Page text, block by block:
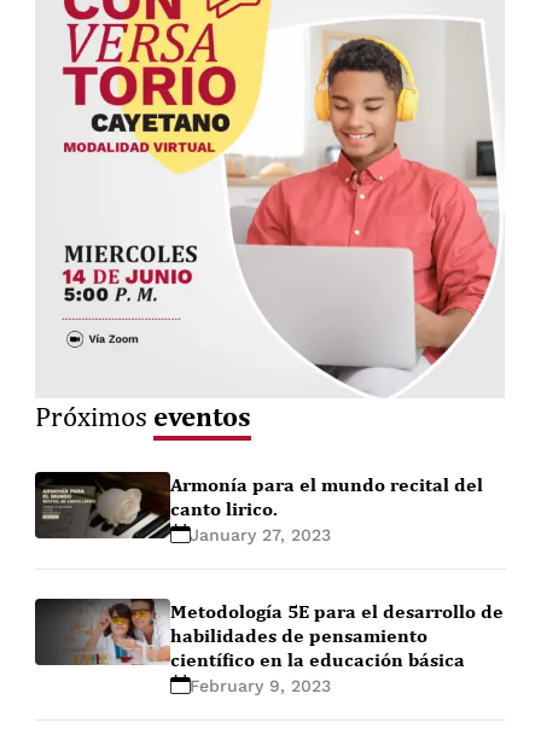
Próximos eventos
Armonía para el mundo recital del
canto lirico.
January 27, 2023
Metodología 5E para el desarrollo de
habilidades de pensamiento
científico en la educación básica
February 9, 2023